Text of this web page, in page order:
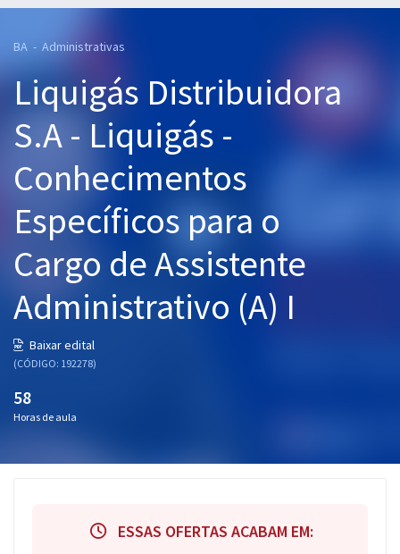
Cursos 20% OFF
Pós
Graduação
OAB
Questões grátis
Blog
Aprovados
BA - Administrativas
Liquigás Distribuidora
S.A - Liquigás -
Conhecimentos
Específicos para o
Cargo de Assistente
Administrativo (A) I
Baixar edital
(CÓDIGO: 192278)
58
Horas de aula
ESSAS OFERTAS ACABAM EM: